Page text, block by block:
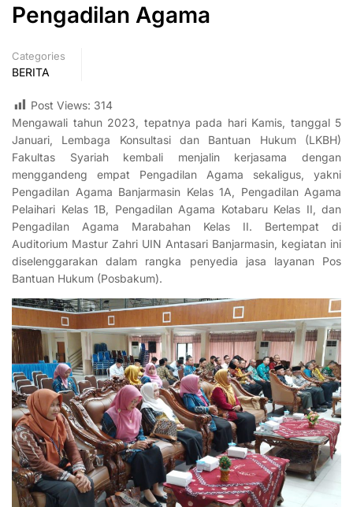
Pengadilan Agama
Categories
BERITA
Post Views: 314
Mengawali tahun 2023, tepatnya pada hari Kamis, tanggal 5
Januari, Lembaga Konsultasi dan Bantuan Hukum (LKBH)
Fakultas Syariah kembali menjalin kerjasama dengan
menggandeng empat Pengadilan Agama sekaligus, yakni
Pengadilan Agama Banjarmasin Kelas 1A, Pengadilan Agama
Pelaihari Kelas 1B, Pengadilan Agama Kotabaru Kelas II, dan
Pengadilan Agama Marabahan Kelas II. Bertempat di
Auditorium Mastur Zahri UIN Antasari Banjarmasin, kegiatan ini
diselenggarakan dalam rangka penyedia jasa layanan Pos
Bantuan Hukum (Posbakum).